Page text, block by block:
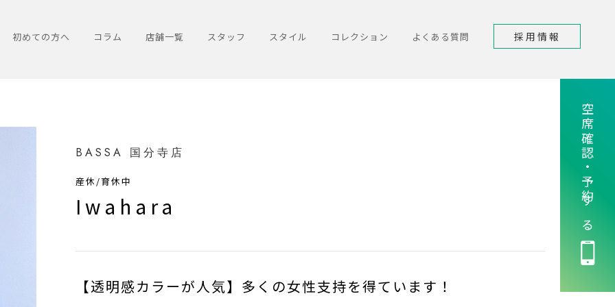
初めての方へ コラム 店舗一覧 スタッフ スタイル コレクション よくある質問 採用情報
BASSA 国分寺店
産休/育休中
Iwahara
【透明感カラーが人気】多くの女性支持を得ています！
空席確認・予約する